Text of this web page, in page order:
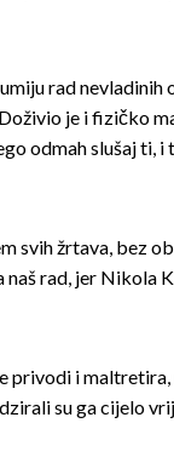
rad
je i fizičko
odmah slušaj ti, i
svih žrtava, bez
rad, jer Nikola
i
su ga cijelo